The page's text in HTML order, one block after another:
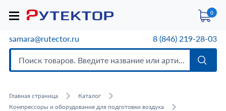
0
samara@rutector.ru 8 (846) 219-28-03
Главная страница
Каталог
Компрессоры и оборудование для подготовки воздуха